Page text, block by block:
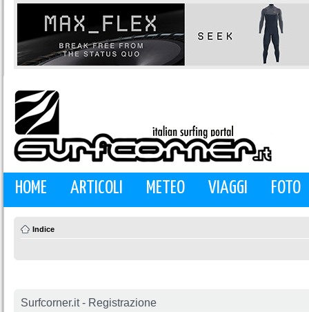
HOME ARTICOLI METEO VIAGGI FOTO
Indice
Surfcorner.it - Registrazione